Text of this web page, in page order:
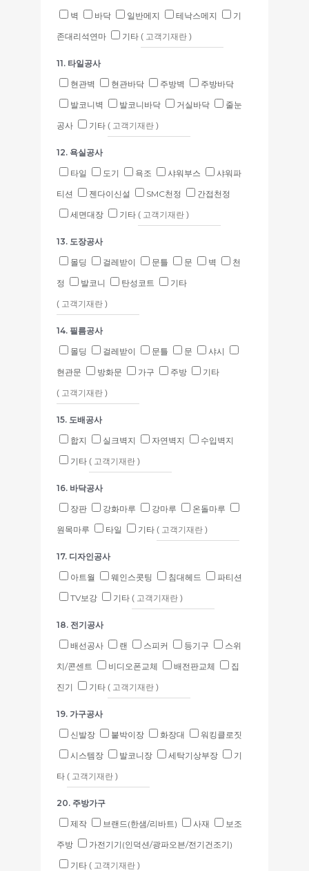
벽 바닥 일반메지 테낙스메지
기
존대리석연마
기타
11. 타일공사
현관벽
현관바닥 주방벽
주방바닥
발코니벽
발코니바닥 거실바닥
줄눈
공사
기타
12. 욕실공사
타일
도기 욕조 샤워부스
샤워파
티션
젠다이신설 SMC천정
간접천정
세면대장
기타
13. 도장공사
몰딩
걸레받이 문틀 문 벽
천
정
발코니 탄성코트 기타
14. 필름공사
몰딩
걸레받이 문틀 문
샤시
현관문
방화문 가구 주방 기타
15. 도배공사
합지
실크벽지 자연벽지
수입벽지
기타
16. 바닥공사
장판
강화마루 강마루
온돌마루
원목마루
타일 기타
17. 디자인공사
아트월
웨인스콧팅 침대헤드
파티션
TV보강
기타
18. 전기공사
배선공사
랜 스피커 등기구
스위
치/콘센트
비디오폰교체 배전판교체
집
진기
기타
19. 가구공사
신발장
붙박이장 화장대
워킹클로짓
시스템장
발코니장 세탁기상부장
기
타
20. 주방가구
제작
브랜드(한샘/리바트) 사재
보조
주방
가전기기(인덕션/광파오븐/전기건조기)
기타